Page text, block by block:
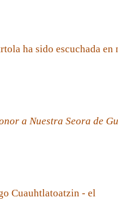
ha sido escuchada en
a Nuestra Seora de
Cuauhtlatoatzin - el